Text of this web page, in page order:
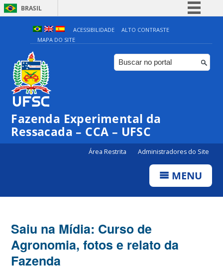
BRASIL
Simplifique!
Comunica BR
Participe
ACESSIBILIDADE
ALTO CONTRASTE
MAPA DO SITE
Fazenda Experimental da
Ressacada – CCA – UFSC
Área Restrita Administradores do Site
MENU
Saiu na Mídia: Curso de
Agronomia, fotos e relato da
Fazenda